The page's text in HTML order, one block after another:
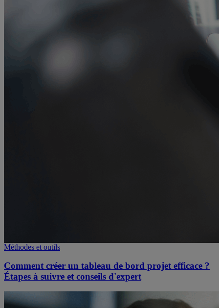
Méthodes et outils
Comment créer un tableau de bord projet efficace ?
Étapes à suivre et conseils d'expert